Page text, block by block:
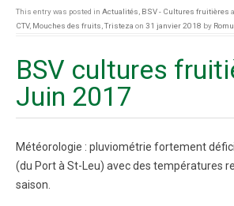
This entry was posted in Actualités, BSV - Cultures fruitières
CTV, Mouches des fruits,Tristeza on 31 janvier 2018 by
BSV cultures
Juin 2017
Météorologie : pluviométrie fortement
(du Port à St-Leu) avec des températures
saison.